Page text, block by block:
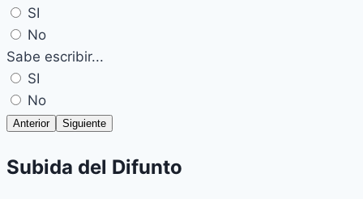
SI
No
Sabe escribir...
SI
No
Anterior Siguiente
Subida del Difunto